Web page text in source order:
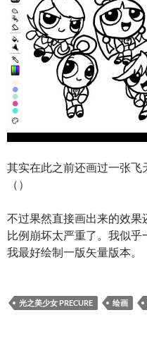
其实在此之前还画过一张飞
（）
不过果然直接画出来的效
比例崩坏太严重了。我似乎
我最好绘制一版矢量版本。
光之美少女 PRECURE 绘画